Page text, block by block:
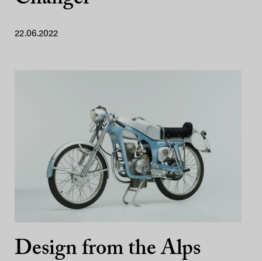
22.06.2022
Design from the Alps